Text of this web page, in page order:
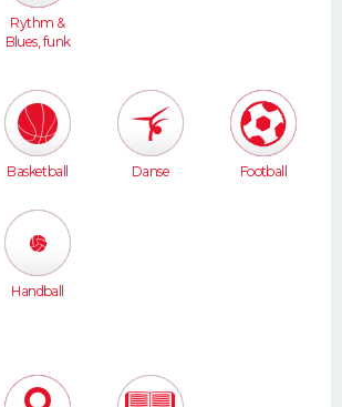
Rythm &
Blues, funk
Basketball Danse Football
Handball